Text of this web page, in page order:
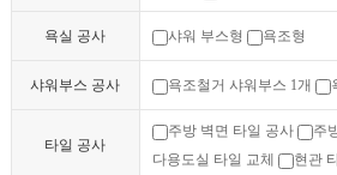
욕실 공사 샤워 부스형 욕조형
샤워부스 공사 욕조철거 샤워부스 1개
타일 공사
주방 벽면 타일 공사 주
다용도실 타일 교체
현관